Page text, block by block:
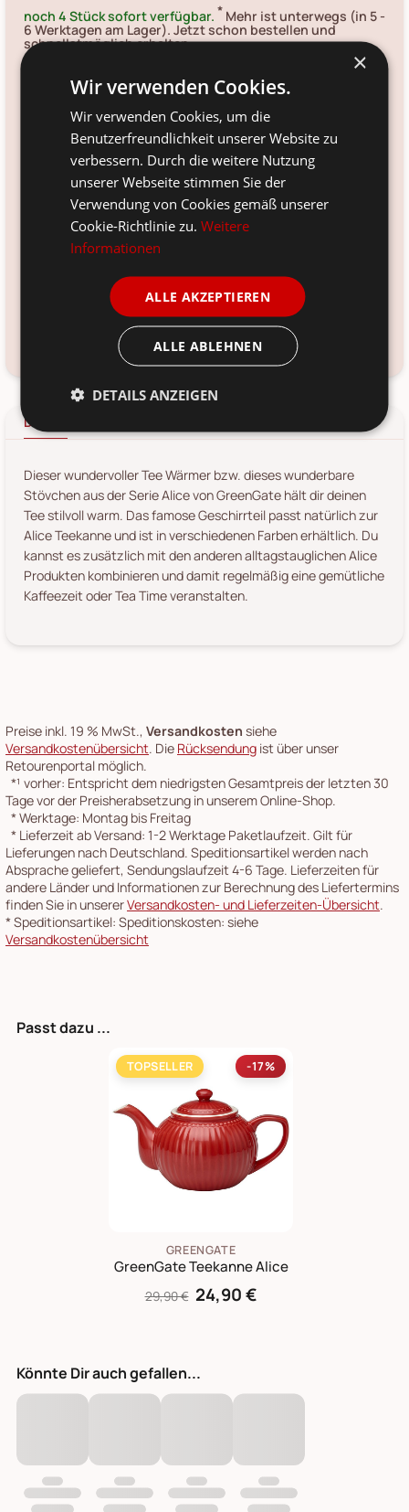
noch 4 Stück sofort verfügbar. * Mehr ist unterwegs (in 5 -
6 Werktagen am Lager). Jetzt schon bestellen und
schnellstmöglich erhalten.
STWTEWAALI5302
13 x 13 x 5 cm
creamy fudge
Material:
Steingut
Voraussichtliche Lieferung:
13. Aug 2026 *
Frage zum Produkt?Kundenservice kontaktieren
Details
Dieser wundervoller Tee Wärmer bzw. dieses wunderbare
Stövchen aus der Serie Alice von GreenGate hält dir deinen
Tee stilvoll warm. Das famose Geschirrteil passt natürlich zur
Alice Teekanne und ist in verschiedenen Farben erhältlich. Du
kannst es zusätzlich mit den anderen alltagstauglichen Alice
Produkten kombinieren und damit regelmäßig eine gemütliche
Kaffeezeit oder Tea Time veranstalten.
Preise inkl. 19 % MwSt., Versandkosten siehe
Versandkostenübersicht. Die Rücksendung ist über unser
Retourenportal möglich.
*¹ vorher: Entspricht dem niedrigsten Gesamtpreis der letzten 30
Tage vor der Preisherabsetzung in unserem Online-Shop.
*Werktage: Montag bis Freitag
* Lieferzeit ab Versand: 1-2 Werktage Paketlaufzeit. Gilt für
Lieferungen nach Deutschland. Speditionsartikel werden nach
Absprache geliefert, Sendungslaufzeit 4-6 Tage. Lieferzeiten für
andere Länder und Informationen zur Berechnung des Liefertermins
finden Sie in unsererVersandkosten- und Lieferzeiten-Übersicht.
*Speditionsartikel: Speditionskosten: siehe
Versandkostenübersicht
Passt dazu ...
TOPSELLER -17%
GREENGATE
GreenGate Teekanne Alice
29,90 € 24,90 €
Könnte Dir auch gefallen...
×
Wir verwenden Cookies.
Wir verwenden Cookies, um die
Benutzerfreundlichkeit unserer Website zu
verbessern. Durch die weitere Nutzung
unserer Webseite stimmen Sie der
Verwendung von Cookies gemäß unserer
Cookie-Richtlinie zu.Weitere
Informationen
ALLE AKZEPTIEREN
ALLE ABLEHNEN
DETAILS ANZEIGEN